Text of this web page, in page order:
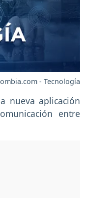
- Tecnología
nueva aplicación
entre